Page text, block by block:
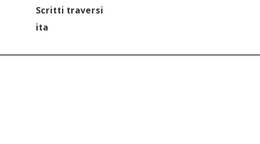
Scritti traversi
ita